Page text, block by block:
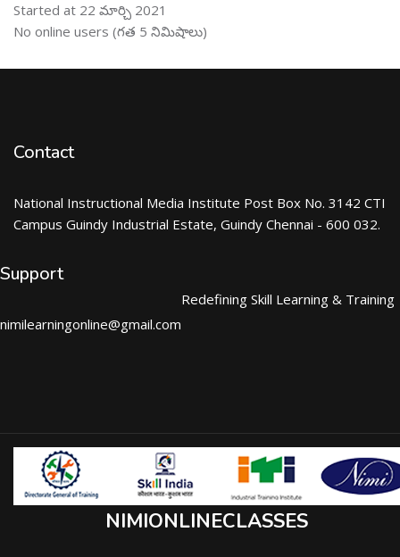
Started at 22 మార్చి 2021
ఆన్ లైను వాడుకరులు ను తప్పించు
No online users (గత 5 నిమిషాలు)
Contact
National Instructional Media Institute Post Box No. 3142 CTI
Campus Guindy Industrial Estate, Guindy Chennai - 600 032.
Support
nimilearningonline@gmail.com
Redefining Skill Learning & Training
NIMIONLINECLASSES